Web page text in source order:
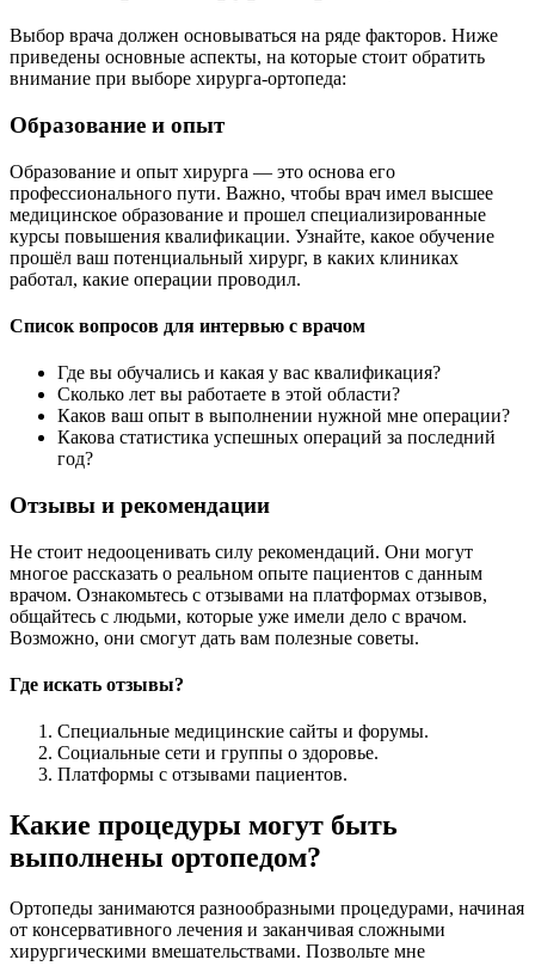
Выбор врача должен основываться на ряде факторов. Ниже
приведены основные аспекты, на которые стоит обратить
внимание при выборе хирурга-ортопеда:
Образование и опыт
Образование и опыт хирурга — это основа его
профессионального пути. Важно, чтобы врач имел высшее
медицинское образование и прошел специализированные
курсы повышения квалификации. Узнайте, какое обучение
прошёл ваш потенциальный хирург, в каких клиниках
работал, какие операции проводил.
Список вопросов для интервью с врачом
Где вы обучались и какая у вас квалификация?
Сколько лет вы работаете в этой области?
Каков ваш опыт в выполнении нужной мне операции?
Какова статистика успешных операций за последний
год?
Отзывы и рекомендации
Не стоит недооценивать силу рекомендаций. Они могут
многое рассказать о реальном опыте пациентов с данным
врачом. Ознакомьтесь с отзывами на платформах отзывов,
общайтесь с людьми, которые уже имели дело с врачом.
Возможно, они смогут дать вам полезные советы.
Где искать отзывы?
Специальные медицинские сайты и форумы.
Социальные сети и группы о здоровье.
Платформы с отзывами пациентов.
Какие процедуры могут быть
выполнены ортопедом?
Ортопеды занимаются разнообразными процедурами, начиная
от консервативного лечения и заканчивая сложными
хирургическими вмешательствами. Позвольте мне